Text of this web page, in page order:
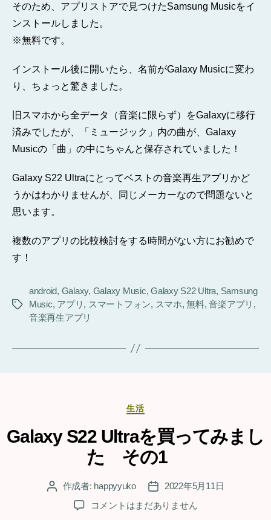
そのため、アプリストアで見つけたSamsung Musicをイ
ンストールしました。
※無料です。
インストール後に開いたら、名前がGalaxy Musicに変わ
り、ちょっと驚きました。
旧スマホから全データ（音楽に限らず）をGalaxyに移行
済みでしたが、「ミュージック」内の曲が、Galaxy
Musicの「曲」の中にちゃんと保存されていました！
Galaxy S22 Ultraにとってベストの音楽再生アプリかど
うかはわかりませんが、同じメーカーなので問題ないと
思います。
複数のアプリの比較検討をする時間がない方にお勧めで
す！
タ
android, Galaxy, Galaxy Music,Galaxy S22 Ultra, Samsung
Music, アプリ , スマートフォン, スマホ,無料,音楽アプリ ,
音楽再生アプリ
カ
テ
ゴ
リ
ー
生活
Galaxy S22 Ultraを買ってみまし
た その1
投 作成者: happyyuko
投
稿
日
2022年5月11日
Galaxy
コメントはまだありません